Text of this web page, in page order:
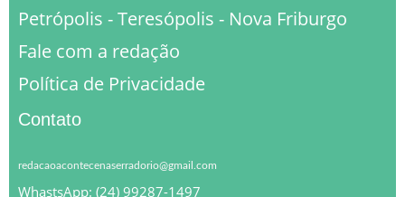
Petrópolis - Teresópolis - Nova Friburgo
Fale com a redação
Política de Privacidade
Contato
redacaoacontecenaserradorio@gmail.com
WhastsApp: (24) 99287-1497